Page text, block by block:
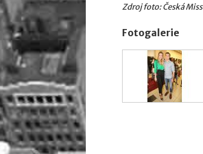
Zdroj foto: Česká Miss
Fotogalerie